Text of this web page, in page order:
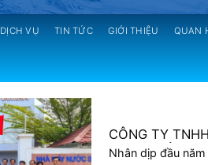
VỤ TIN TỨC GIỚI THIỆU QUAN
CÔNG TY
GIUỘC TỔ
Nhân dịp đầu